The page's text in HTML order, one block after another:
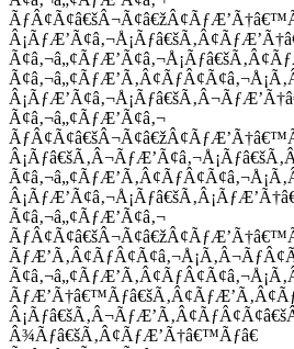
Ã¢â‚¬â„¢ÃƒÆ’Ã¢â‚¬
Ã¢â‚¬â„¢ÃƒÆ’Ã¢â‚¬
Â¾Ãƒâ€šÃ‚Â¢ÃƒÆ’Ã†â€™Ãƒâ€